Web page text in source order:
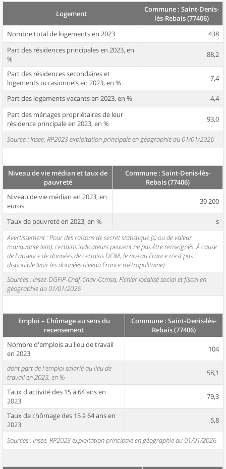
Logement
Commune : Saint-Denis-
lès-Rebais (77406)
Nombre total de logements en 2023
438
Part des résidences principales en 2023, en
%
88,2
Part des résidences secondaires et
logements occasionnels en 2023, en %
7,4
Part des logements vacants en 2023, en %
4,4
Part des ménages propriétaires de leur
résidence principale en 2023, en %
93,0
Source : Insee, RP2023 exploitation principale en géographie au 01/01/2026
Niveau de vie médian et taux de
pauvreté
Commune : Saint-Denis-lès-
Rebais (77406)
Niveau de vie médian en 2023, en
euros
30 200
Taux de pauvreté en 2023, en %
s
Avertissement : Pour des raisons de secret statistique (s) ou de valeur
manquante (vm), certains indicateurs peuvent ne pas être renseignés. À cause
de l'absence de données de certains DOM, le niveau France n'est pas
disponible (voir les données niveau France métropolitaine).
Sources : Insee-DGFiP-Cnaf-Cnav-Ccmsa, Fichier localisé social et fiscal en
géographie au 01/01/2026
Emploi – Chômage au sens du
recensement
Commune : Saint-Denis-lès-
Rebais (77406)
Nombre d'emplois au lieu de travail
en 2023
104
dont part de l'emploi salarié au lieu de
travail en 2023, en %
58,1
Taux d'activité des 15 à 64 ans en
2023
79,3
Taux de chômage des 15 à 64 ans en
2023
5,8
Sources : Insee, RP2023 exploitation principale en géographie au 01/01/2026